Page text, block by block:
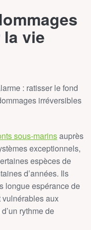
vie
: ratisser le fond
irréversibles
sous-marinsauprès
exceptionnels,
espèces de
d’années. Ils
longue espérance de
aux
rythme de